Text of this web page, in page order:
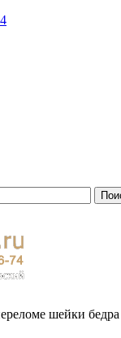
шейки бедра